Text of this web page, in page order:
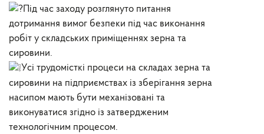
Під час заходу розглянуто питання
дотримання вимог безпеки під час виконання
робіт у складських приміщеннях зерна та
сировини.
Усі трудомісткі процеси на складах зерна та
сировини на підприємствах із зберігання зерна
насипом мають бути механізовані та
виконуватися згідно із затвердженим
технологічним процесом.